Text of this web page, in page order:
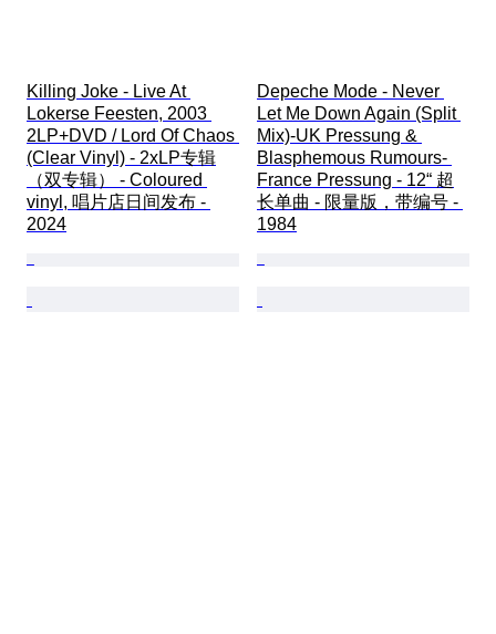
Killing Joke - Live At
Lokerse Feesten, 2003
2LP+DVD / Lord Of Chaos
(Clear Vinyl) - 2xLP专辑
（双专辑） - Coloured
vinyl, 唱片店日间发布 -
2024
Depeche Mode - Never
Let Me Down Again (Split
Mix)-UK Pressung &
Blasphemous Rumours-
France Pressung - 12“ 超
长单曲 - 限量版，带编号 -
1984